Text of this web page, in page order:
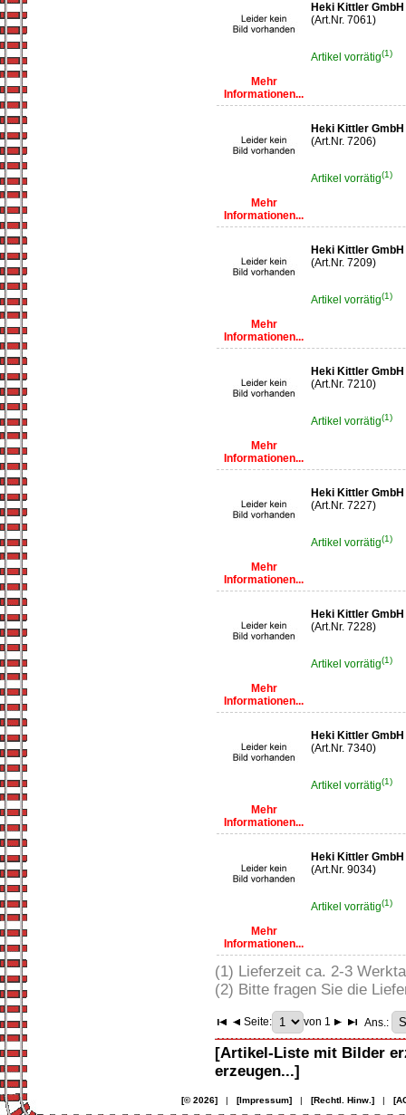
Mehr
Informationen...
Heki Kittler
(Art.Nr. 7061)
Artikel vorrätig(1)
Mehr
Informationen...
Heki Kittler
(Art.Nr. 7206)
Artikel vorrätig(1)
Mehr
Informationen...
Heki Kittler
(Art.Nr. 7209)
Artikel vorrätig(1)
Mehr
Informationen...
Heki Kittler
(Art.Nr. 7210)
Artikel vorrätig(1)
Mehr
Informationen...
Heki Kittler
(Art.Nr. 7227)
Artikel vorrätig(1)
Mehr
Informationen...
Heki Kittler
(Art.Nr. 7228)
Artikel vorrätig(1)
Mehr
Informationen...
Heki Kittler
(Art.Nr. 7340)
Artikel vorrätig(1)
Mehr
Informationen...
Heki Kittler
(Art.Nr. 9034)
Artikel vorrätig(1)
(1) Lieferzeit ca. 2-3
(2) Bitte fragen Sie die
Seite: von 1 Ans.:
[Artikel-Liste mit Bilder
erzeugen...]
[© 2026]| [Impressum]| [Rechtl. Hinw.]|